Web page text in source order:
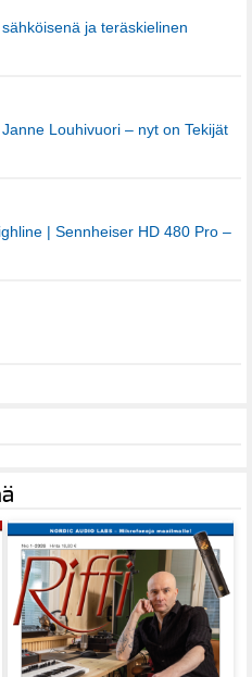
ja teräskielinen
Louhivuori – nyt on Tekijät
| Sennheiser HD 480 Pro –